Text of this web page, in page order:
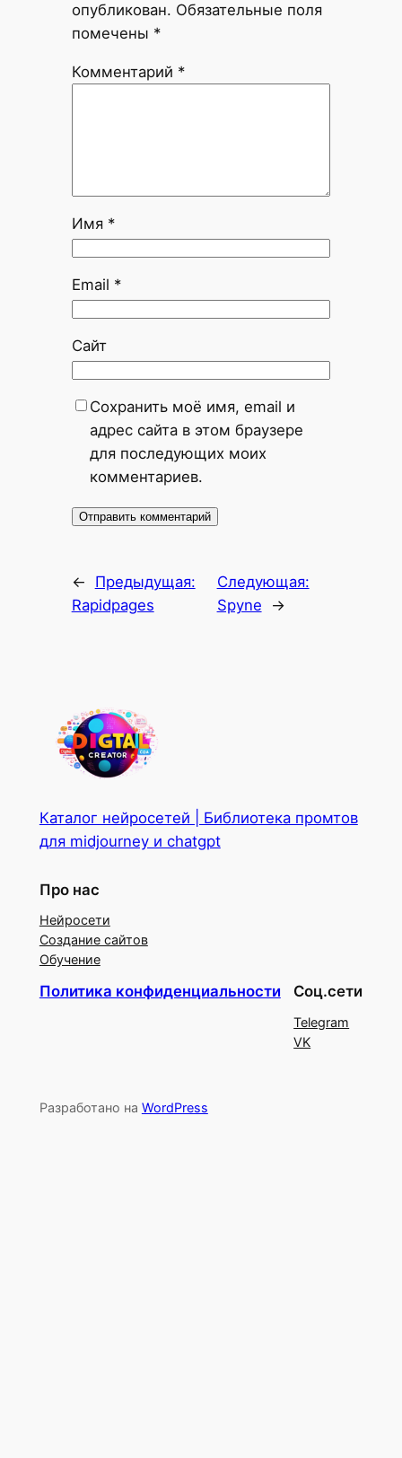
опубликован. Обязательные поля
помечены *
Комментарий *
Имя *
Email *
Сайт
Сохранить моё имя, email и
адрес сайта в этом браузере
для последующих моих
комментариев.
←
Предыдущая:
Rapidpages
Следующая:
Spyne
→
Каталог нейросетей | Библиотека промтов
для midjourney и chatgpt
Про нас
Нейросети
Создание сайтов
Обучение
Политика конфиденциальности Соц.сети
Telegram
VK
Разработано на WordPress